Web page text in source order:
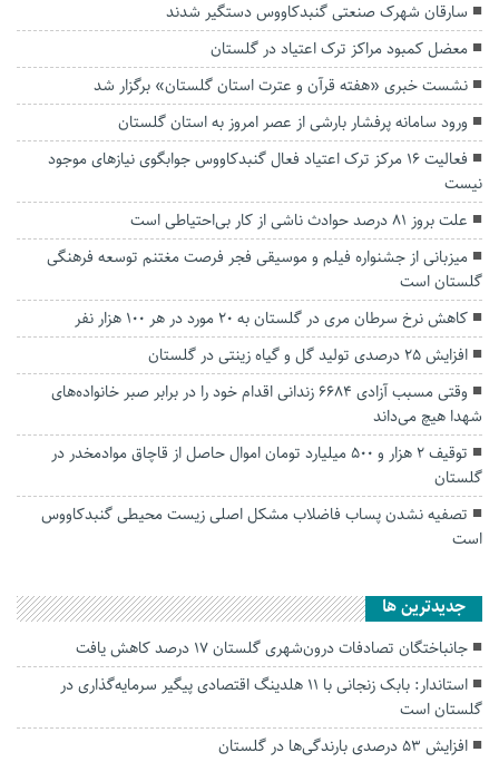
سارقان شهرک صنعتی گنبدکاووس دستگیر شدند
معضل کمبود مراکز ترک اعتیاد در گلستان
نشست خبری «هفته قرآن و عترت استان گلستان» برگزار شد
ورود سامانه پرفشار بارشی از عصر امروز به استان گلستان
فعالیت ۱۶ مرکز ترک اعتیاد فعال گنبدکاووس جوابگوی نیازهای موجود
نیست
علت بروز ۸۱ درصد حوادث ناشی از کار بی‌احتیاطی است
میزبانی از جشنواره فیلم و موسیقی فجر فرصت مغتنم توسعه فرهنگی
گلستان است
کاهش نرخ سرطان مری در گلستان به ۲۰ مورد در هر ۱۰۰ هزار نفر
افزایش ۲۵ درصدی تولید گل و گیاه زینتی در گلستان
وقتی مسبب آزادی ۶۶۸۴ زندانی اقدام خود را در برابر صبر خانواده‌های
شهدا هیچ می‌داند
توقیف ۲ هزار و ۵۰۰ میلیارد تومان اموال حاصل از قاچاق موادمخدر در
گلستان
تصفیه نشدن پساب فاضلاب مشکل اصلی زیست محیطی گنبدکاووس
است
جديدترين ها
جانباختگان تصادفات درون‌شهری گلستان ۱۷ درصد کاهش یافت
استاندار: بابک زنجانی با ۱۱ هلدینگ اقتصادی پیگیر سرمایه‌گذاری در
گلستان است
افزایش ۵۳ درصدی بارندگی‌ها در گلستان